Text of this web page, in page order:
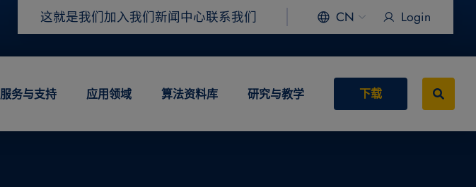
这就是我们加入我们新闻中心联系我们 CN Login
服务与支持 应用领域 算法资料库 研究与教学 下载